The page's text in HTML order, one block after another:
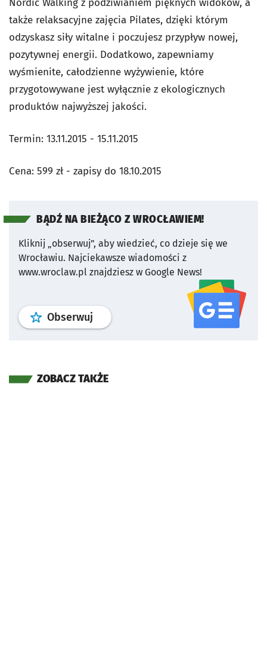
Nordic Walking z podziwianiem pięknych widoków, a
także relaksacyjne zajęcia Pilates, dzięki którym
odzyskasz siły witalne i poczujesz przypływ nowej,
pozytywnej energii. Dodatkowo, zapewniamy
wyśmienite, całodzienne wyżywienie, które
przygotowywane jest wyłącznie z ekologicznych
produktów najwyższej jakości.
Termin: 13.11.2015 - 15.11.2015
Cena: 599 zł - zapisy do 18.10.2015
BĄDŹ NA BIEŻĄCO Z WROCŁAWIEM!
Kliknij „obserwuj”, aby wiedzieć, co dzieje się we
Wrocławiu. Najciekawsze wiadomości z
www.wroclaw.pl znajdziesz w Google News!
Obserwuj profil serwisu
ZOBACZ TAKŻE